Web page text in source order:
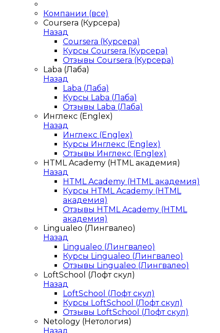
Компании (все)
Coursera (Курсера)
Назад
Coursera (Курсера)
Курсы Coursera (Курсера)
Отзывы Coursera (Курсера)
Laba (Лаба)
Назад
Laba (Лаба)
Курсы Laba (Лаба)
Отзывы Laba (Лаба)
Инглекс (Englex)
Назад
Инглекс (Englex)
Курсы Инглекс (Englex)
Отзывы Инглекс (Englex)
HTML Academy (HTML академия)
Назад
HTML Academy (HTML академия)
Курсы HTML Academy (HTML
академия)
Отзывы HTML Academy (HTML
академия)
Lingualeo (Лингвалео)
Назад
Lingualeo (Лингвалео)
Курсы Lingualeo (Лингвалео)
Отзывы Lingualeo (Лингвалео)
LoftSchool (Лофт скул)
Назад
LoftSchool (Лофт скул)
Курсы LoftSchool (Лофт скул)
Отзывы LoftSchool (Лофт скул)
Netology (Нетология)
Назад